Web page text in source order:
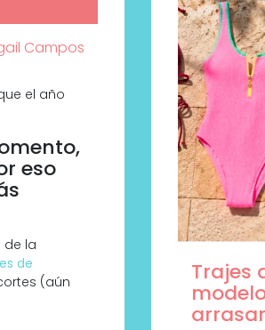
Campos
el año
eso
de la
de
(aún
de CBD
en
de
Trajes